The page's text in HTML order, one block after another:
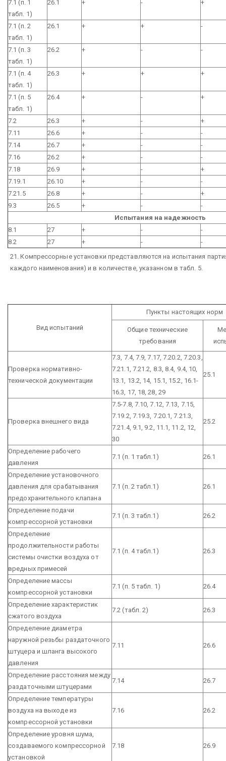
7.1 (п. 1
табл. 1)
26.1 + - +
7.1 (п. 2
табл. 1)
26.1 + + -
7.1 (п. 3
табл. 1)
26.2 + - -
7.1 (п. 4
табл. 1)
26.3 + + +
7.1 (п. 5
табл. 1)
26.4 + - +
7.2 26.3 + -
+
7.11
26.6 + -
-
7.14
26.7 + -
-
7.16
26.2 + -
-
7.18
26.9 + -
+
7.19.1
26.10 + -
-
7.21.5
26.8 + -
+
9.3
26.5 + -
-
Испытания на надежность
8.1
27 + -
-
8.2
27 + -
-
21. Компрессорные установки представляются на испытания
каждого наименования) и в количестве, указанном в табл. 5.
Вид испытаний
Пункты настоящих норм
Общие технические
требования
Проверка нормативно-
технической документации
7.3, 7.4, 7.9, 7.17, 7.20.2, 7.20.3,
7.21.1, 7.21.2, 8.3, 8.4, 9.4, 10,
13.1, 13.2, 14, 15.1, 15.2, 16.1-
16.3, 17, 18, 28, 29
25.1
Проверка внешнего вида
7.5-7.8, 7.10, 7.12, 7.13, 7.15,
7.19.2, 7.19.3, 7.20.1, 7.21.3,
7.21.4, 9.1, 9.2, 11.1, 11.2, 12,
30
25.2
Определение рабочего
давления
7.1 (п. 1 табл.1) 26.1
Определение установочного
давления для срабатывания
предохранительного клапана
7.1 (п. 2 табл.1) 26.1
Определение подачи
компрессорной установки
7.1 (п. 3 табл.1) 26.2
Определение
продолжительности работы
системы очистки воздуха от
вредных примесей
7.1 (п. 4 табл.1) 26.3
Определение массы
компрессорной установки
7.1 (п. 5 табл. 1) 26.4
Определение характеристик
сжатого воздуха
7.2 (табл. 2) 26.3
Определение диаметра
наружной резьбы раздаточного
штуцера и шланга высокого
давления
7.11 26.6
Определение расстояния между
раздаточными штуцерами
7.14 26.7
Определение температуры
воздуха на выходе из
компрессорной установки
7.16 26.2
Определение уровня шума,
создаваемого компрессорной
установкой
7.18 26.9